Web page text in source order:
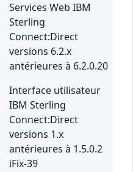
Services Web IBM
Sterling
Connect:Direct
versions 6.2.x
antérieures à 6.2.0.20
Interface utilisateur
IBM Sterling
Connect:Direct
versions 1.x
antérieures à 1.5.0.2
iFix-39